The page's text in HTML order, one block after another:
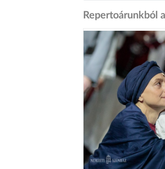
Repertoárunkból